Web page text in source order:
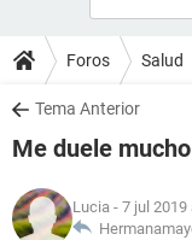
FOROS
SALUD
NUTRICIÓN
Foros Salud
Tema Anterior
Me duele
Lucia - 7 jul 2019